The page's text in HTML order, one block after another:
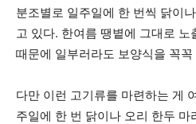
분조별로 일주일에 한 번씩 닭이
고 있다. 한여름 땡볕에 그대로 노
때문에 일부러라도 보양식을 꼭
다만 이런 고기류를 마련하는 게
주일에 한 번 닭이나 오리 한두